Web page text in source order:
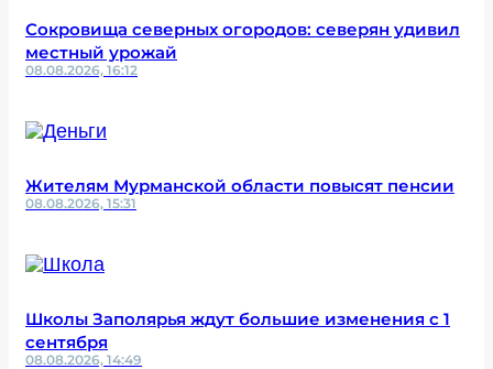
Сокровища северных огородов: северян удивил
местный урожай
08.08.2026, 16:12
Жителям Мурманской области повысят пенсии
08.08.2026, 15:31
Школы Заполярья ждут большие изменения с 1
сентября
08.08.2026, 14:49